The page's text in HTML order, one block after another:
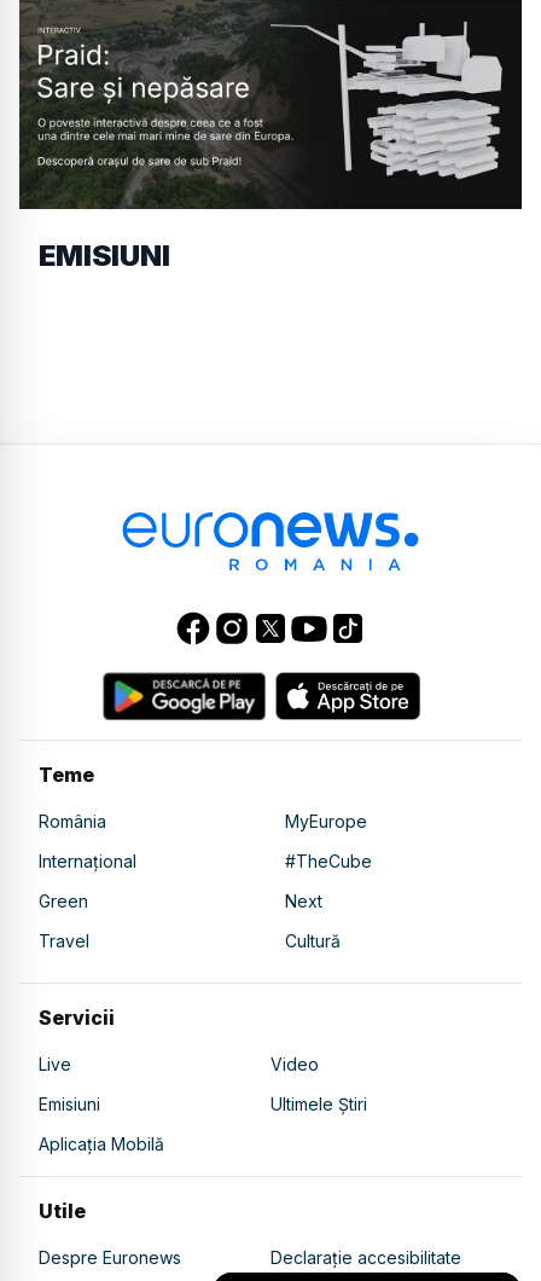
EMISIUNI
Teme
România
MyEurope
Internațional
#TheCube
Green
Next
Travel
Cultură
Servicii
Live
Video
Emisiuni
Ultimele Știri
Aplicația Mobilă
Utile
Despre Euronews Declarație accesibilitate